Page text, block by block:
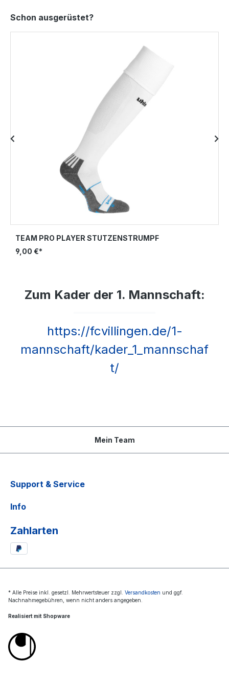
Produktgalerie überspringen
Schon ausgerüstet?
TEAM PRO PLAYER STUTZENSTRUMPF
9,00 €*
Zum Kader der 1. Mannschaft:
https://fcvillingen.de/1-
mannschaft/kader_1_mannschaf
t/
Mein Team
Support & Service
Info
Zahlarten
* Alle Preise inkl. gesetzl. Mehrwertsteuer zzgl. Versandkosten und ggf.
Nachnahmegebühren, wenn nicht anders angegeben.
Realisiert mit Shopware